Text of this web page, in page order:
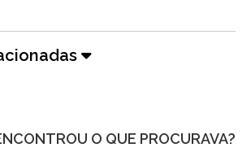
O QUE PROCURAVA?